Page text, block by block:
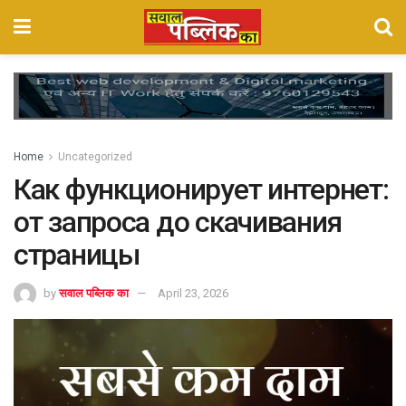
Home Uncategorized
Как функционирует интернет:
от запроса до скачивания
страницы
by सवाल पब्लिक का April 23, 2026